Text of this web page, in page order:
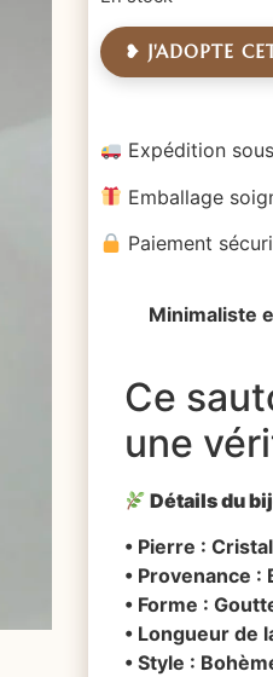
❥ J'ADOPTE
Expédition
Emballage
Paiement
Minimaliste
Ce
une
Détails du
• Pierre :
• Provenance :
• Forme :
• Longueur de
• Style :